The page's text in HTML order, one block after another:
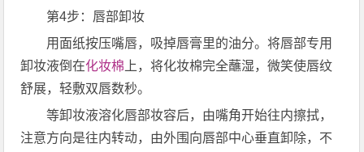
第4步：唇部卸妆
用面纸按压嘴唇，吸掉唇膏里的油分。将唇部专用
卸妆液倒在化妆棉 上，将化妆棉完全蘸湿，微笑使唇纹
舒展，轻敷双唇数秒。
等卸妆液溶化唇部妆容后，由嘴角开始往内擦拭，
注意方向是往内转动，由外围向唇部中心垂直卸除，不